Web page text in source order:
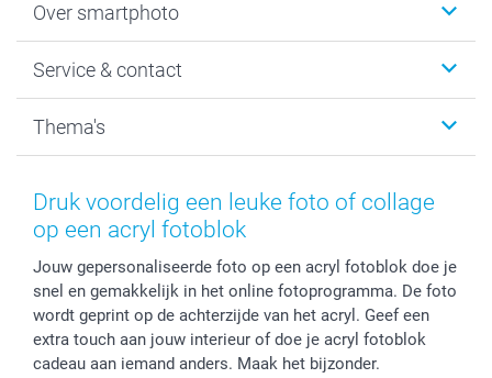
Fotoboeken
Fotocadeaus
Kaarten
Over smartphoto
Vacatures
Bestelproces
Herroepingsrecht
Privacy
Reviews
Prijslijst
Investor Relations
Service & contact
Tevredenheidsgarantie
Mijn orderstatus
smartbonus
service@smartphoto.nl
Affiliate partnerprogramma
Partnerships
Influencer partnerprogramma
Thema's
Baby
Moederdag
Huwelijk
Druk voordelig een leuke foto of collage
op een acryl fotoblok
Jouw gepersonaliseerde foto op een acryl fotoblok doe je
snel en gemakkelijk in het online fotoprogramma. De foto
wordt geprint op de achterzijde van het acryl. Geef een
extra touch aan jouw interieur of doe je acryl fotoblok
cadeau aan iemand anders. Maak het bijzonder.